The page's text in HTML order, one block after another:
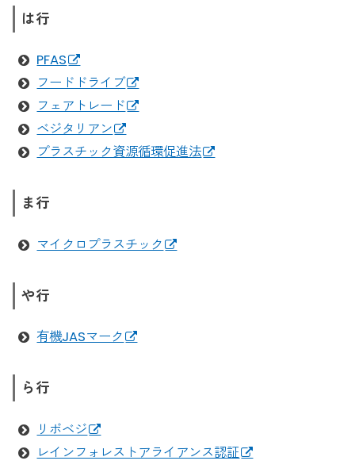
は行
PFAS
フードドライブ
フェアトレード
ベジタリアン
プラスチック資源循環促進法
ま行
マイクロプラスチック
や行
有機JASマーク
ら行
リボベジ
レインフォレストアライアンス認証